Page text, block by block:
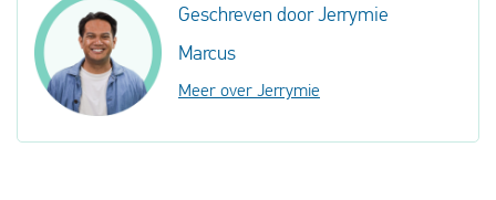
Geschreven door Jerrymie
Marcus
Meer over Jerrymie